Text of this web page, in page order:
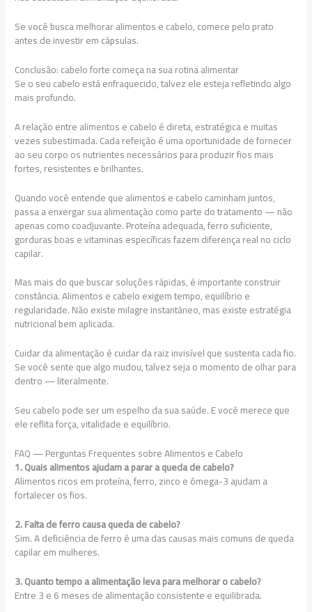
Se você busca melhorar alimentos e cabelo, comece pelo prato
antes de investir em cápsulas.
Conclusão: cabelo forte começa na sua rotina alimentar
Se o seu cabelo está enfraquecido, talvez ele esteja refletindo algo
mais profundo.
A relação entre alimentos e cabelo é direta, estratégica e muitas
vezes subestimada. Cada refeição é uma oportunidade de fornecer
ao seu corpo os nutrientes necessários para produzir fios mais
fortes, resistentes e brilhantes.
Quando você entende que alimentos e cabelo caminham juntos,
passa a enxergar sua alimentação como parte do tratamento — não
apenas como coadjuvante. Proteína adequada, ferro suficiente,
gorduras boas e vitaminas específicas fazem diferença real no ciclo
capilar.
Mas mais do que buscar soluções rápidas, é importante construir
constância. Alimentos e cabelo exigem tempo, equilíbrio e
regularidade. Não existe milagre instantâneo, mas existe estratégia
nutricional bem aplicada.
Cuidar da alimentação é cuidar da raiz invisível que sustenta cada fio.
Se você sente que algo mudou, talvez seja o momento de olhar para
dentro — literalmente.
Seu cabelo pode ser um espelho da sua saúde. E você merece que
ele reflita força, vitalidade e equilíbrio.
FAQ — Perguntas Frequentes sobre Alimentos e Cabelo
1. Quais alimentos ajudam a parar a queda de cabelo?
Alimentos ricos em proteína, ferro, zinco e ômega-3 ajudam a
fortalecer os fios.
2. Falta de ferro causa queda de cabelo?
Sim. A deficiência de ferro é uma das causas mais comuns de queda
capilar em mulheres.
3. Quanto tempo a alimentação leva para melhorar o cabelo?
Entre 3 e 6 meses de alimentação consistente e equilibrada.